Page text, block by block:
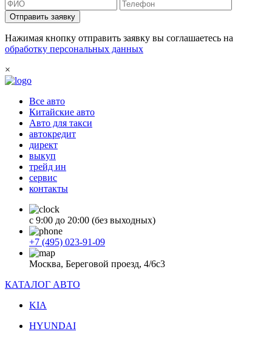
Отправить заявку
Нажимая кнопку отправить заявку вы соглашаетесь на
обработку персональных данных
×
Все авто
Китайские авто
Авто для такси
автокредит
директ
выкуп
трейд ин
сервис
контакты
с 9:00 до 20:00 (без выходных)
+7 (495) 023-91-09
Москва, Береговой проезд, 4/6с3
КАТАЛОГ АВТО
KIA
HYUNDAI